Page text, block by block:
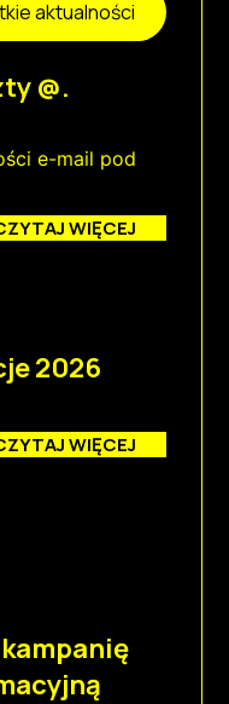
aktualności
@.
e-mail pod
WIĘCEJ
2026
WIĘCEJ